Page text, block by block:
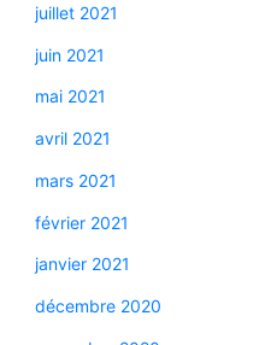
juillet 2021
juin 2021
mai 2021
avril 2021
mars 2021
février 2021
janvier 2021
décembre 2020